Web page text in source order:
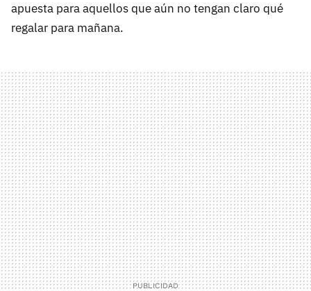
apuesta para aquellos que aún no tengan claro qué
regalar para mañana.